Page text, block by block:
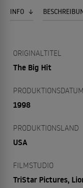
INFO
ORIGINALTITEL
The Big Hit
PRODUKTIONSDATUM
1998
PRODUKTIONSLAND
USA
FILMSTUDIO
TriStar Pictures,